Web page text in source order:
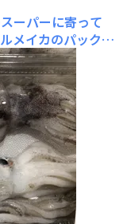
ーパーに寄って
メイカのパックに
大活躍して救急
。🙀 みなさんも
かけた事があるか
さい